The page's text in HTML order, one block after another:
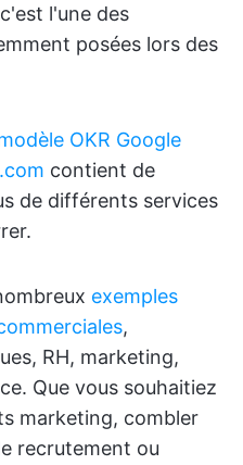
l'une des
posées lors des
OKR Google
contient de
de différents services
exemples
,
RH, marketing,
Que vous souhaitiez
marketing, combler
recrutement ou